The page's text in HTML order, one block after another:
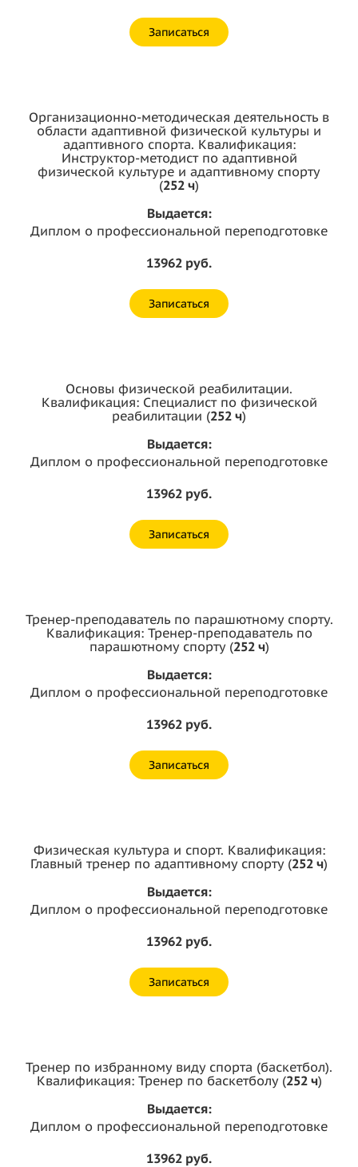
Записаться
Организационно-методическая деятельность в
области адаптивной физической культуры и
адаптивного спорта. Квалификация:
Инструктор-методист по адаптивной
физической культуре и адаптивному спорту
(252 ч)
Выдается:
Диплом о профессиональной переподготовке
13962 руб.
Записаться
Основы физической реабилитации.
Квалификация: Специалист по физической
реабилитации (252 ч)
Выдается:
Диплом о профессиональной переподготовке
13962 руб.
Записаться
Тренер-преподаватель по парашютному спорту.
Квалификация: Тренер-преподаватель по
парашютному спорту (252 ч)
Выдается:
Диплом о профессиональной переподготовке
13962 руб.
Записаться
Физическая культура и спорт. Квалификация:
Главный тренер по адаптивному спорту (252 ч)
Выдается:
Диплом о профессиональной переподготовке
13962 руб.
Записаться
Тренер по избранному виду спорта (баскетбол).
Квалификация: Тренер по баскетболу (252 ч)
Выдается:
Диплом о профессиональной переподготовке
13962 руб.